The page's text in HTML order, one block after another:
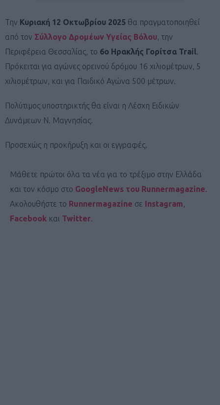
Την Κυριακή 12 Οκτωβρίου 2025 θα πραγματοποιηθεί
από τον Σύλλογο Δρομέων Υγείας Βόλου, την
Περιφέρεια Θεσσαλίας, το 6ο Ηρακλής Γορίτσα Trail.
Πρόκειται για αγώνες ορεινού δρόμου 16 χιλιομέτρων, 5
χιλιομέτρων, και για Παιδικό Αγώνα 500 μέτρων.
Πολύτιμος υποστηρικτής θα είναι η Λέσχη Ειδικών
Δυνάμεων Ν. Μαγνησίας.
Προσεχώς η προκήρυξη και οι εγγραφές.
Μάθετε πρώτοι όλα τα νέα για το τρέξιμο στην Ελλάδα
και τον κόσμο στο GoogleNews του Runnermagazine.
Ακολουθήστε το Runnermagazine σε Instagram,
Facebook και Twitter.